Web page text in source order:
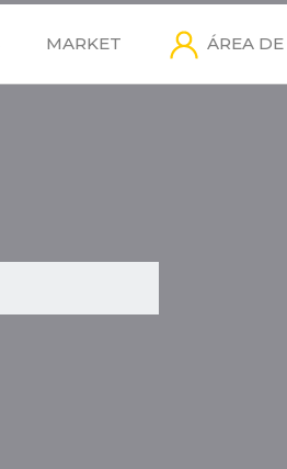
MARKET ÁREA